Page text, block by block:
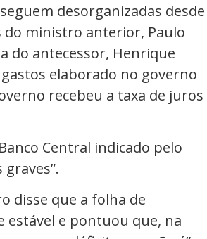
desorganizadas desde
do ministro anterior, Paulo
do antecessor, Henrique
elaborado no governo
recebeu a taxa de juros
Central indicado pelo
disse que a folha de
estável e pontuou que, na